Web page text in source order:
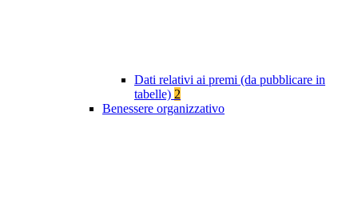
Dati relativi ai premi (da pubblicare in
tabelle) 2
Benessere organizzativo